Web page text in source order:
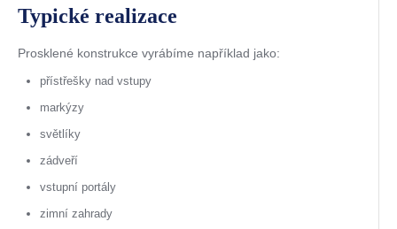
Typické realizace
Prosklené konstrukce vyrábíme například jako:
přístřešky nad vstupy
markýzy
světlíky
zádveří
vstupní portály
zimní zahrady